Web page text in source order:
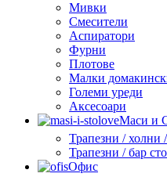
Мивки
Смесители
Аспиратори
Фурни
Плотове
Малки
Големи уреди
Аксесоари
Маси и
Трапезни / холни
Трапезни / бар
Офис